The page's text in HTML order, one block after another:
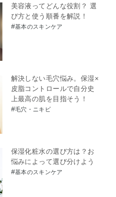
美容液ってどんな役割？ 選
び方と使う順番を解説！
#基本のスキンケア
解決しない毛穴悩み。保湿×
皮脂コントロールで自分史
上最高の肌を目指そう！
#毛穴・ニキビ
保湿化粧水の選び方は？お
悩みによって選び分けよう
#基本のスキンケア